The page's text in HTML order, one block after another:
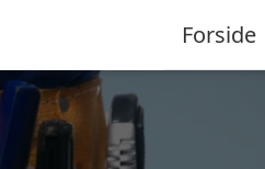
Forside